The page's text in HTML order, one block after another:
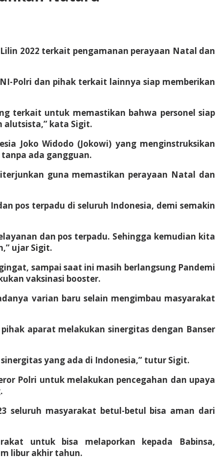
2022 terkait pengamanan perayaan Natal dan
Polri dan pihak terkait lainnya siap memberikan
terkait untuk memastikan bahwa personel siap
alutsista,” kata Sigit.
Joko Widodo (Jokowi) yang menginstruksikan
ada gangguan.
guna memastikan perayaan Natal dan
pos terpadu di seluruh Indonesia, demi semakin
dan pos terpadu. Sehingga kemudian kita
ujar Sigit.
sampai saat ini masih berlangsung Pandemi
vaksinasi booster.
varian baru selain mengimbau masyarakat
aparat melakukan sinergitas dengan Banser
yang ada di Indonesia,” tutur Sigit.
Polri untuk melakukan pencegahan dan upaya
seluruh masyarakat betul-betul bisa aman dari
untuk bisa melaporkan kepada Babinsa,
libur akhir tahun.